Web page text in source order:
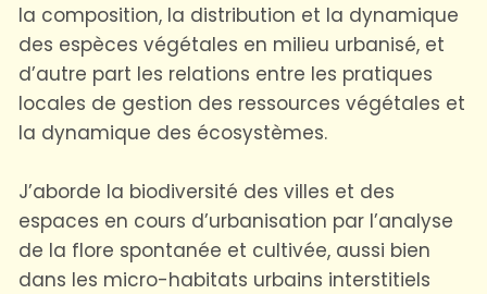
la composition, la distribution et la dynamique
des espèces végétales en milieu urbanisé, et
d’autre part les relations entre les pratiques
locales de gestion des ressources végétales et
la dynamique des écosystèmes.
J’aborde la biodiversité des villes et des
espaces en cours d’urbanisation par l’analyse
de la flore spontanée et cultivée, aussi bien
dans les micro-habitats urbains interstitiels